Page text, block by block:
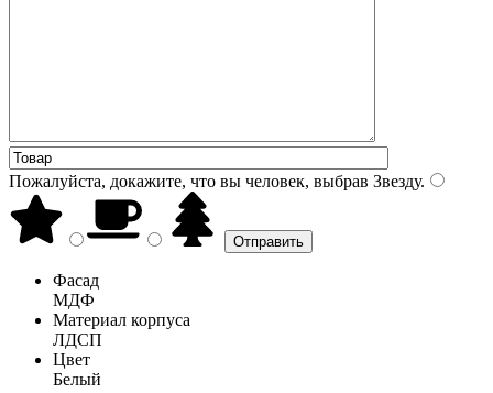
Пожалуйста, докажите, что вы человек, выбрав Звезду.
Фасад
МДФ
Материал корпуса
ЛДСП
Цвет
Белый